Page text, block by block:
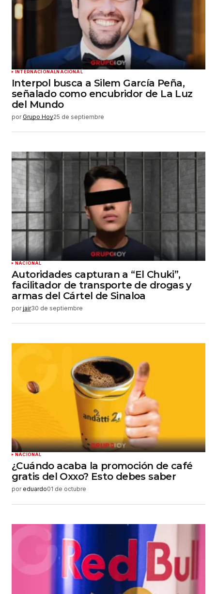
INTERNACIONALNACIONAL
Interpol busca a Silem García Peña,
señalado como encubridor de La Luz
del Mundo
por Grupo Hoy25 de septiembre
NACIONAL
Autoridades capturan a “El Chuki”,
facilitador de transporte de drogas y
armas del Cártel de Sinaloa
por jair30 de septiembre
NACIONAL
¿Cuándo acaba la promoción de café
gratis del Oxxo? Esto debes saber
por eduardo01 de octubre